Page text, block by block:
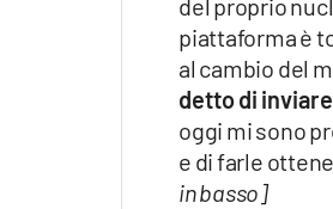
del proprio
piattaforma è
al cambio del
detto di
oggi mi sono
e di farle
in basso]